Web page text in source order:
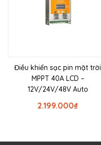
Điều khiển sạc pin mặt trời
MPPT 40A LCD –
12V/24V/48V Auto
₫
2.199.000